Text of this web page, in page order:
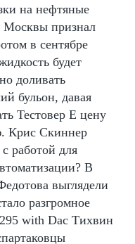
на нефтяные
признал
в сентябре
будет
доливать
бульон, давая
Тестовер Е цену
Крис Скиннер
работой для
В
выглядели
разгромное
with Dac Тихвин